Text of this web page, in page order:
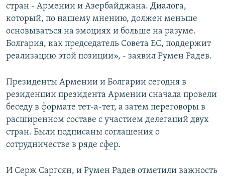
стран - Армении и Азербайджана. Диалога,
который, по нашему мнению, должен меньше
основываться на эмоциях и больше на разуме.
Болгария, как председатель Совета ЕС, поддержит
реализацию этой позиции», - заявил Румен Радев.
Президенты Армении и Болгарии сегодня в
резиденции президента Армении сначала провели
беседу в формате тет-а-тет, а затем переговоры в
расширенном составе с участием делегаций двух
стран. Были подписаны соглашения о
сотрудничестве в ряде сфер.
И Серж Саргсян, и Румен Радев отметили важность